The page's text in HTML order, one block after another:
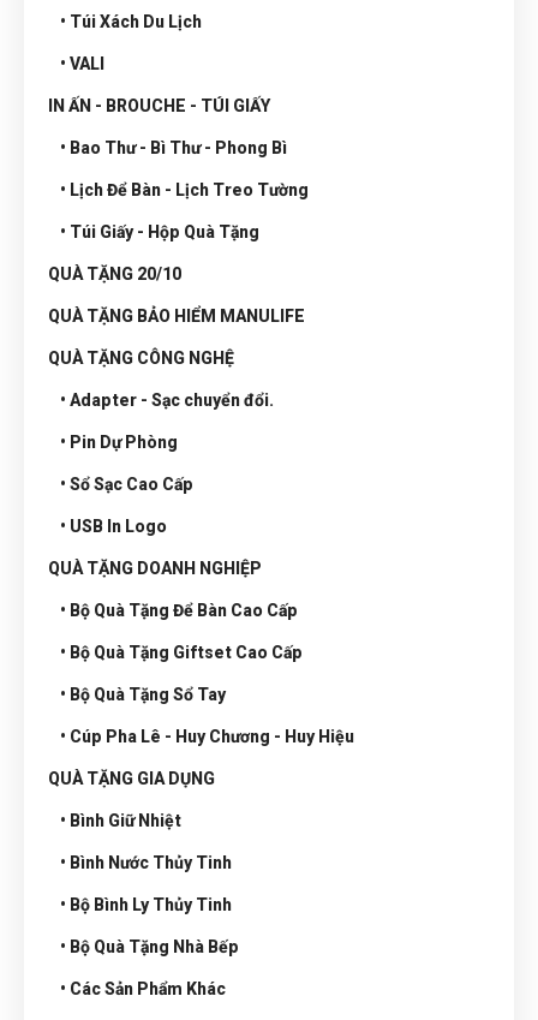
• Túi Xách Du Lịch
• VALI
IN ẤN - BROUCHE - TÚI GIẤY
• Bao Thư - Bì Thư - Phong Bì
• Lịch Để Bàn - Lịch Treo Tường
• Túi Giấy - Hộp Quà Tặng
QUÀ TẶNG 20/10
QUÀ TẶNG BẢO HIỂM MANULIFE
QUÀ TẶNG CÔNG NGHỆ
• Adapter - Sạc chuyển đổi.
• Pin Dự Phòng
• Sổ Sạc Cao Cấp
• USB In Logo
QUÀ TẶNG DOANH NGHIỆP
• Bộ Quà Tặng Để Bàn Cao Cấp
• Bộ Quà Tặng Giftset Cao Cấp
• Bộ Quà Tặng Sổ Tay
• Cúp Pha Lê - Huy Chương - Huy Hiệu
QUÀ TẶNG GIA DỤNG
• Bình Giữ Nhiệt
• Bình Nước Thủy Tinh
• Bộ Bình Ly Thủy Tinh
• Bộ Quà Tặng Nhà Bếp
• Các Sản Phẩm Khác